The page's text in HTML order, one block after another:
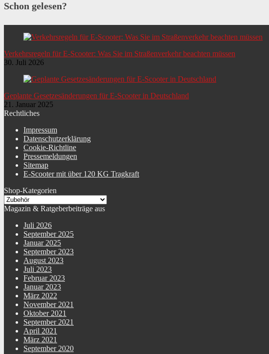
Schon gelesen?
Verkehrsregeln für E-Scooter: Was Sie im Straßenverkehr beachten müssen
30. Juli 2026
Geplante Gesetzesänderungen für E-Scooter in Deutschland
21. Januar 2025
Rechtliches
Impressum
Datenschutzerklärung
Cookie-Richtline
Pressemeldungen
Sitemap
E-Scooter mit über 120 KG Tragkraft
Shop-Kategorien
Magazin & Ratgeberbeiträge aus
Juli 2026
September 2025
Januar 2025
September 2023
August 2023
Juli 2023
Februar 2023
Januar 2023
März 2022
November 2021
Oktober 2021
September 2021
April 2021
März 2021
September 2020